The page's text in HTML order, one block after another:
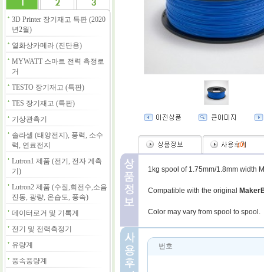
3D Printer 장기재고 특판 (2020
년2월)
열화상카메라 (진단용)
MYWATT 스마트 전력 측정로
거
TESTO 장기재고 (특판)
TES 장기재고 (특판)
기상관측기
솔라셀 (태양전지), 풍력, 소수
력, 연료전지
Lutron1 제품 (전기, 전자 계측
기)
Lutron2 제품 (수질,회전수,소음
진동, 광량, 온습도, 풍속)
데이터로거 및 기록계
전기 및 전력측정기
유량계
풍속풍량계
(0)
1kg spool of 1.75mm/1.8mm width
Compatible with the original
Color may vary from spool to spool.
번호